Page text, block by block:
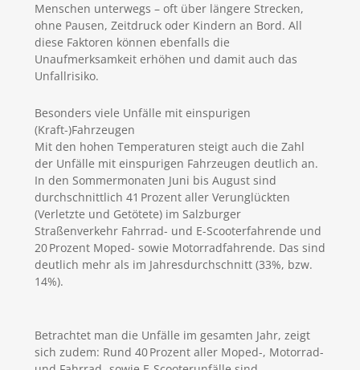
Menschen unterwegs – oft über längere Strecken,
ohne Pausen, Zeitdruck oder Kindern an Bord. All
diese Faktoren können ebenfalls die
Unaufmerksamkeit erhöhen und damit auch das
Unfallrisiko.
Besonders viele Unfälle mit einspurigen
(Kraft-)Fahrzeugen
Mit den hohen Temperaturen steigt auch die Zahl
der Unfälle mit einspurigen Fahrzeugen deutlich an.
In den Sommermonaten Juni bis August sind
durchschnittlich 41 Prozent aller Verunglückten
(Verletzte und Getötete) im Salzburger
Straßenverkehr Fahrrad- und E-Scooterfahrende und
20 Prozent Moped- sowie Motorradfahrende. Das sind
deutlich mehr als im Jahresdurchschnitt (33%, bzw.
14%).
Betrachtet man die Unfälle im gesamten Jahr, zeigt
sich zudem: Rund 40 Prozent aller Moped-, Motorrad-